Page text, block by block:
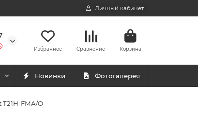
Личный кабинет
Избранное Сравнение Корзина
Новинки Фотогалерея
FMA/O